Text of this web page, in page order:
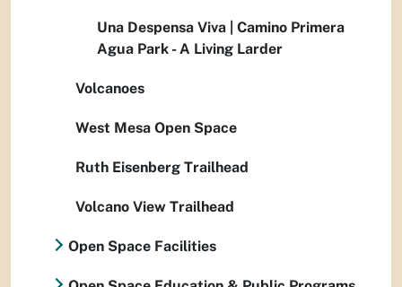
Una Despensa Viva | Camino Primera
Agua Park - A Living Larder
Volcanoes
West Mesa Open Space
Ruth Eisenberg Trailhead
Volcano View Trailhead
Open Space Facilities